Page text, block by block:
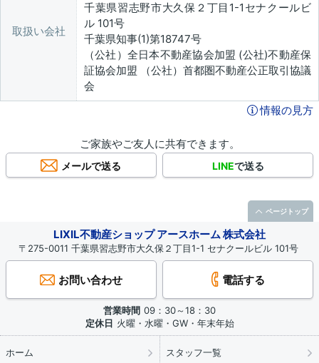
取扱い会社
千葉県習志野市大久保２丁目1-1セナクールビ
ル 101号
千葉県知事(1)第18747号
（公社）全日本不動産協会加盟 (公社)不動産保
証協会加盟 （公社）首都圏不動産公正取引協議
会
情報の見方
ご家族やご友人に共有できます。
メールで送る LINEで送る
LIXIL不動産ショップ アースホーム 株式会社
〒275-0011 千葉県習志野市大久保２丁目1-1 セナクールビル 101号
お問い合わせ 電話する
営業時間 09：30～18：30
定休日 火曜・水曜・GW・年末年始
ホーム スタッフ一覧
ページトップ